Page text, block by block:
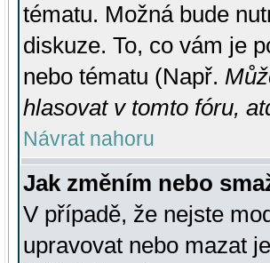
tématu. Možná bude
diskuze. To, co vám je
nebo tématu (Např.
hlasovat v tomto fóru,
Návrat nahoru
Jak změním nebo
V případě, že nejste
upravovat nebo mazat